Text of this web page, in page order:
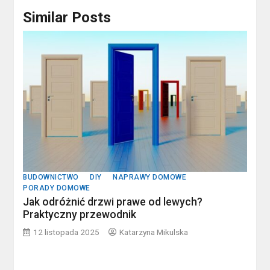
Similar Posts
BUDOWNICTWO DIY
NAPRAWY DOMOWE
PORADY DOMOWE
Jak odróżnić drzwi prawe od lewych?
Praktyczny przewodnik
12 listopada 2025 Katarzyna Mikulska